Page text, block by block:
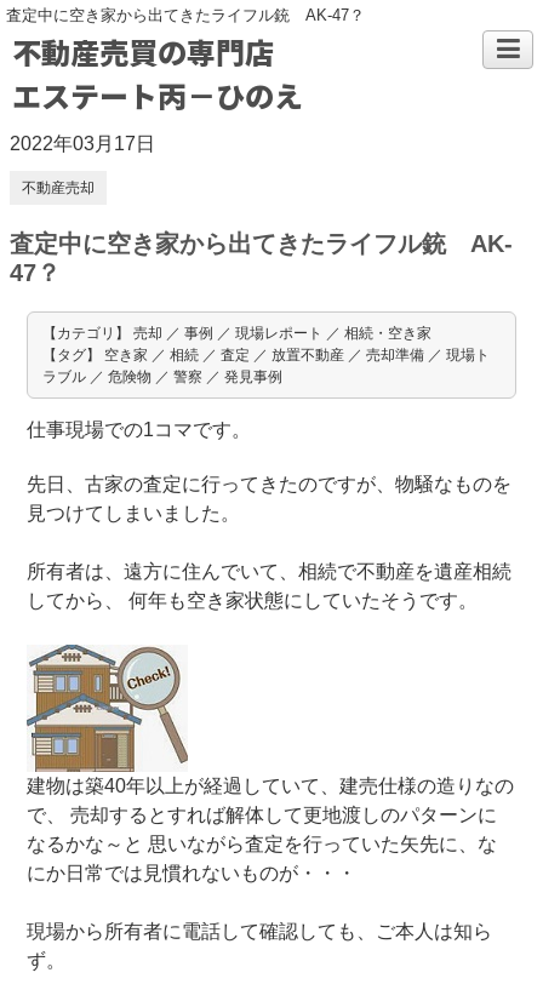
査定中に空き家から出てきたライフル銃 AK-47？
不動産売買の専門店
エステート丙－ひのえ
2022年03月17日
不動産売却
査定中に空き家から出てきたライフル銃 AK-
47？
【カテゴリ】 売却 ／ 事例 ／ 現場レポート ／ 相続・空き家
【タグ】 空き家 ／ 相続 ／ 査定 ／ 放置不動産 ／ 売却準備 ／ 現場ト
ラブル ／ 危険物 ／ 警察 ／ 発見事例
仕事現場での1コマです。
先日、古家の査定に行ってきたのですが、物騒なものを
見つけてしまいました。
所有者は、遠方に住んでいて、相続で不動産を遺産相続
してから、 何年も空き家状態にしていたそうです。
建物は築40年以上が経過していて、建売仕様の造りなの
で、 売却するとすれば解体して更地渡しのパターンに
なるかな～と 思いながら査定を行っていた矢先に、な
にか日常では見慣れないものが・・・
現場から所有者に電話して確認しても、ご本人は知ら
ず。